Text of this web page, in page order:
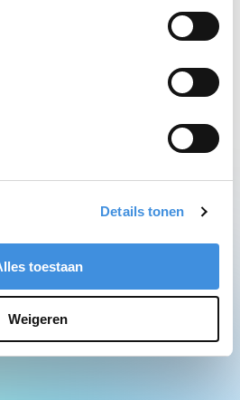
Details tonen
toestaan
Weigeren